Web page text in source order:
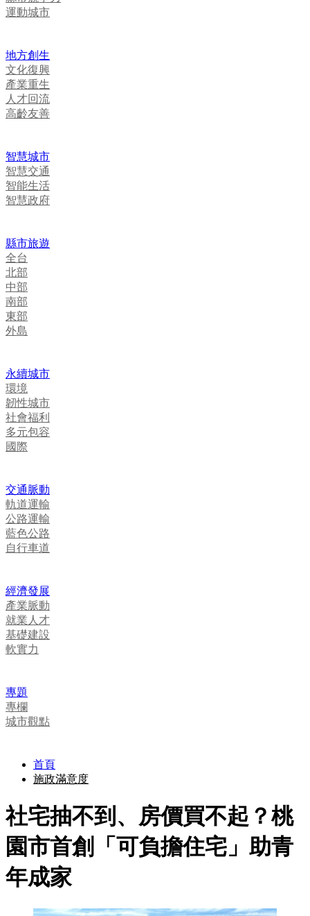
運動城市
地方創生
文化復興
產業重生
人才回流
高齡友善
智慧城市
智慧交通
智能生活
智慧政府
縣市旅遊
全台
北部
中部
南部
東部
外島
永續城市
環境
韌性城市
社會福利
多元包容
國際
交通脈動
軌道運輸
公路運輸
藍色公路
自行車道
經濟發展
產業脈動
就業人才
基礎建設
軟實力
專題
專欄
城市觀點
首頁
施政滿意度
社宅抽不到、房價買不起？桃
園市首創「可負擔住宅」助青
年成家